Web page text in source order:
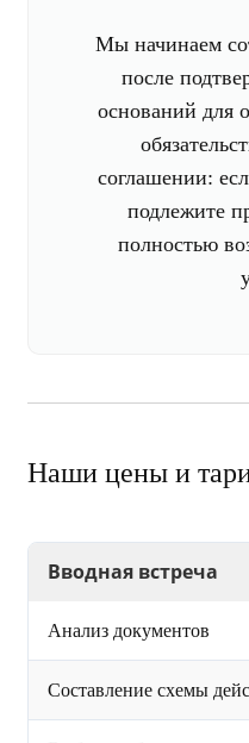
Мы начинаем
после
оснований для
соглашении:
подлежите
полностью
Наши цены и
Вводная встреча
Анализ документов
Составление схемы